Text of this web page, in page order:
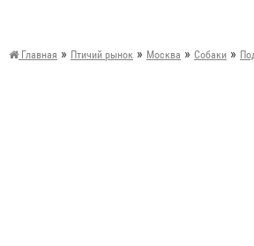
Главная » Птичий рынок » Москва » Собаки »